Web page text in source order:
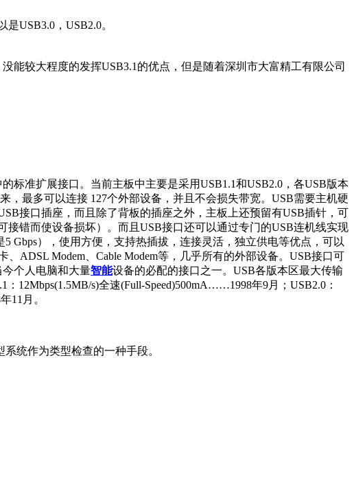
USB3.0，USB2.0。
能较大程度的发挥USB3.1的优点，但是随着深圳市大富精工有限公司
的标准扩展接口。当前主板中主要是采用USB1.1和USB2.0，各USB版本
，最多可以连接 127个外部设备，并且不会损失带宽。USB需要主机硬
接口插座，而且除了背板的插座之外，主板上还预留有USB插针，可
错而使设备损坏）。而且USB接口还可以通过专门的USB连机线实现
Gbps），使用方便，支持热插拔，连接灵活，独立供电等优点，可以
ADSL Modem、Cable Modem等，几乎所有的外部设备。USB接口可
个人电脑和大量智能设备的必配的接口之一。USB各版本区最大传输
12Mbps(1.5MB/s)全速(Full-Speed)500mA……1998年9月；USB2.0：
11月。
统作为类型检查的一种手段。